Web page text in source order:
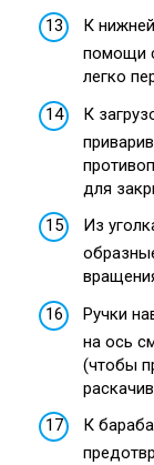
К
помощи
легко
К
для
Из
Ручки
на ось
(чтобы
К